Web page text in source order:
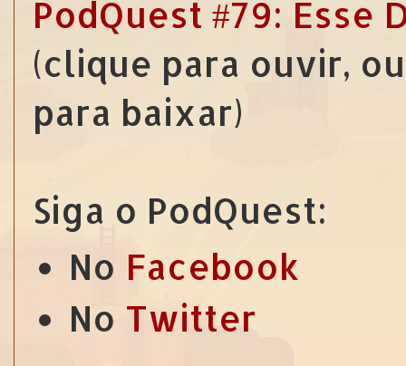
PodQuest #79: Esse
(clique para ouvir,
para baixar)
Siga o PodQuest:
No Facebook
No Twitter